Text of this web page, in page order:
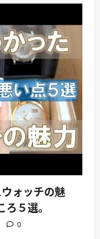
ウォッチの魅
ろ５選。
0